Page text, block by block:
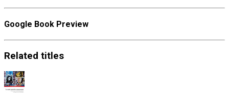
Google Book Preview
Related titles